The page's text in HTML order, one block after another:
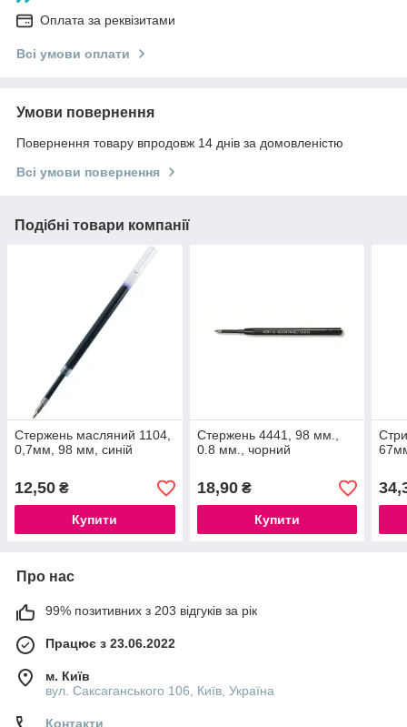
Оплата за реквізитами
Всі умови оплати
Умови повернення
Повернення товару впродовж 14 днів за домовленістю
Всі умови повернення
Подібні товари компанії
Стержень масляний 1104,
0,7мм, 98 мм, синій
12,50 ₴
Купити
Стержень 4441, 98 мм.,
0.8 мм., чорний
18,90₴
Купити
Про нас
99% позитивних з 203 відгуків за рік
Працює з 23.06.2022
м. Київ
вул. Саксаганського 106, Київ, Україна
Контакти